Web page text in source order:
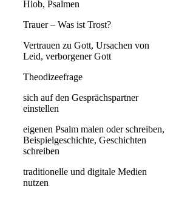
Hiob, Psalmen
Trauer – Was ist Trost?
Vertrauen zu Gott, Ursachen von
Leid, verborgener Gott
Theodizeefrage
sich auf den Gesprächspartner
einstellen
eigenen Psalm malen oder schreiben,
Beispielgeschichte, Geschichten
schreiben
traditionelle und digitale Medien
nutzen